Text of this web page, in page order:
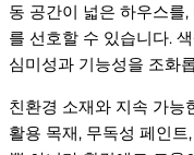
동 공간이 넓은 하우스를
를 선호할 수 있습니다.
심미성과 기능성을 조화
친환경 소재와 지속 가능
활용 목재, 무독성 페인